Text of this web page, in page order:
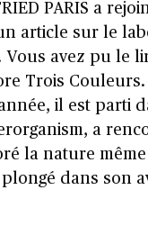
PARIS a
article sur le
Vous avez pu le
Trois
il est parti
a
la nature
plongé dans son